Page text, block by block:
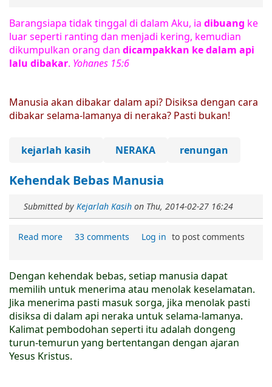
Barangsiapa tidak tinggal di dalam Aku, ia dibuang ke
luar seperti ranting dan menjadi kering, kemudian
dikumpulkan orang dan dicampakkan ke dalam api
lalu dibakar. Yohanes 15:6
Manusia akan dibakar dalam api? Disiksa dengan cara
dibakar selama-lamanya di neraka? Pasti bukan!
kejarlah kasih NERAKA renungan
Kehendak Bebas Manusia
Submitted by Kejarlah Kasih on Thu, 2014-02-27 16:24
Read more 33 comments Log in to post comments
Dengan kehendak bebas, setiap manusia dapat
memilih untuk menerima atau menolak keselamatan.
Jika menerima pasti masuk sorga, jika menolak pasti
disiksa di dalam api neraka untuk selama-lamanya.
Kalimat pembodohan seperti itu adalah dongeng
turun-temurun yang bertentangan dengan ajaran
Yesus Kristus.